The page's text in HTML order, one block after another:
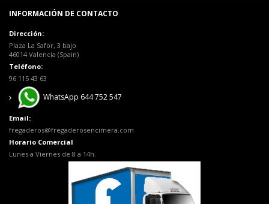
INFORMACIÓN DE CONTACTO
Dirección:
Plaza La Safor, 3 bajo
46014 Valencia (Spain)
Teléfono:
96 115 43 63
WhatsApp 644 752 547
Email:
fregaderos@fregaderosencimera.com
Horario Comercial
Lunes a Viernes de 8 a 14h.